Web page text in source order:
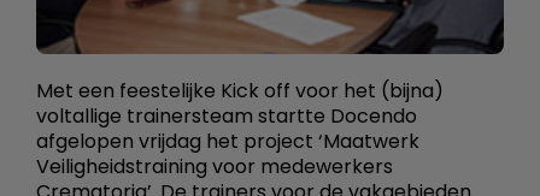
Met een feestelijke Kick off voor het (bijna)
voltallige trainersteam startte Docendo
afgelopen vrijdag het project ‘Maatwerk
Veiligheidstraining voor medewerkers